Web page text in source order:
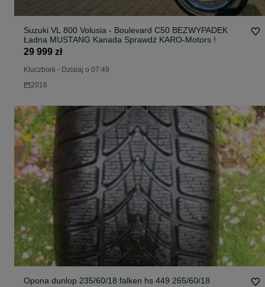
Suzuki VL 800 Volusia - Boulevard C50 BEZWYPADEK
Ładna MUSTANG Kanada Sprawdź KARO-Motors !
29 999 zł
Kluczbork - Dzisiaj o 07:49
2016
Opona dunlop 235/60/18 falken hs 449 265/60/18